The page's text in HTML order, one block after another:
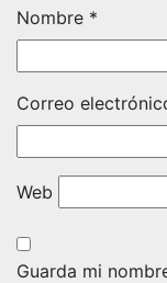
Nombre *
Correo
Web
Guarda mi